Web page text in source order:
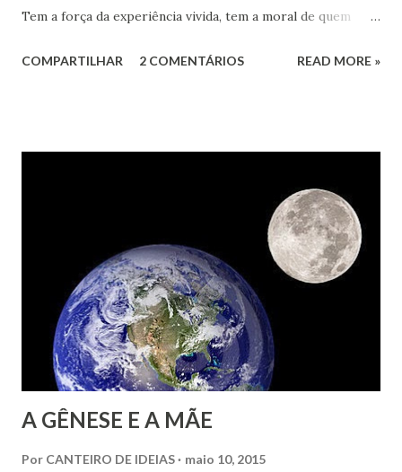
Tem a força da experiência vivida, tem a moral de quem
autorização, retirei nomes, datas e locais, que pudessem
engordar, (e era a “moby” para alguns meninos, inclusive
familiares), como usava óculos (e minha mãe teimava em
comprar os mais baratos e mais feios), como já aos 13 anos
de idade, era precoce em leituras espíritas e filosóficas,
como era estranha em gostos musicais, como ópera e
música clássica, então sofri o completo desinteresse
masculino. Porque em sua maioria, os homens não se
interessam por meni...
COMPARTILHAR 2 COMENTÁRIOS READ MORE »
A GÊNESE E A MÃE
Por CANTEIRO DE IDEIAS maio 10, 2015